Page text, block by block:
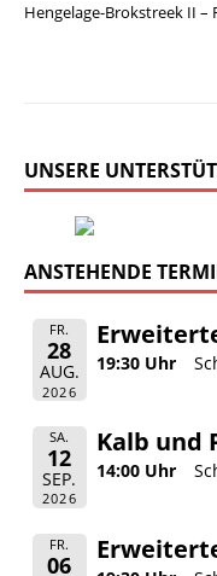
Hengelage-Brokstreek II –
UNSERE
ANSTEHENDE
FR.
28
AUG.
2026
19:30 Uhr
SA.
12
SEP.
2026
Kalb und
14:00 Uhr
FR.
06